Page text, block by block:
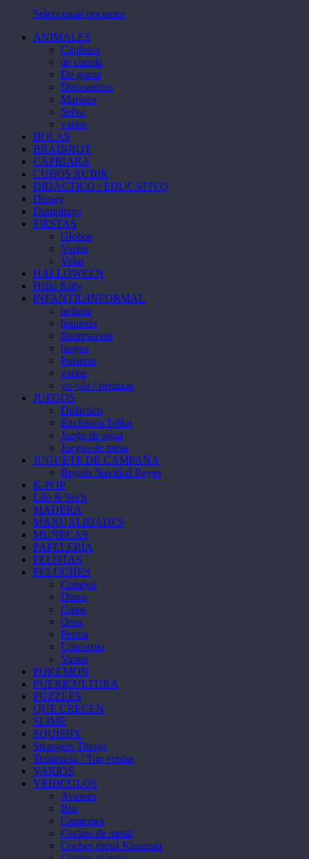
página
opciones
Seleccionar opcionesEste
producto
ANIMALES
Capibara
de cuerda
De goma
Dinosaurios
Marinos
Selva
varios
BOLAS
BRAINROT
CAPIBARA
CUBOS RUBIK
DIDÁCTICO / EDUCATIVO
Disney
Dumplings
FIESTAS
Globos
Varios
Velas
HALLOWEEN
Hello Kitty
INFANTIL/INFORMAL
belleza
bisuteria
fluorescente
juegos
Pulseras
varios
yo-yós / peonzas
JUEGOS
Didáctico
Exclusiva Tellus
Juego de agua
Juegos de mesa
JUGUETE DE CAMPAÑA
Regalo Navidad Reyes
K-POP
Lilo & Stich
MADERA
MANUALIDADES
MUÑECAS
PAPELERIA
PELOTAS
PELUCHES
Conejos
Dinos
Gatos
Osos
Perros
Unicornio
Varios
POKÉMON
PUERICULTURA
PUZZLES
QUE CRECEN
SLIME
SQUISHY
Strangers Things
Tendencia / Top ventas
VARIOS
VEHICULOS
Aviones
Bus
Camiones
Coches de metal
Coches metal Kinsmart